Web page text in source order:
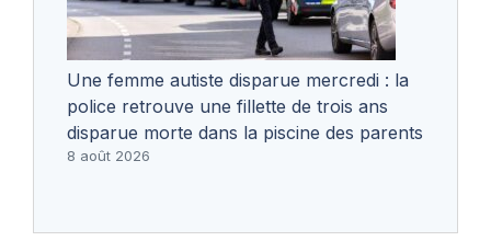
Une femme autiste disparue mercredi : la
police retrouve une fillette de trois ans
disparue morte dans la piscine des parents
8 août 2026